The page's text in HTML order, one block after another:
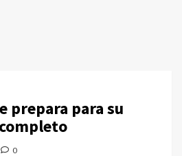
prepara para su
0